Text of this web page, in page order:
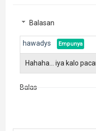
Balasan
hawadys
Hahaha... iya kalo
Balas